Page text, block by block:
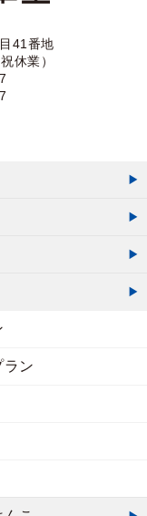
41番地
休業）
ラン